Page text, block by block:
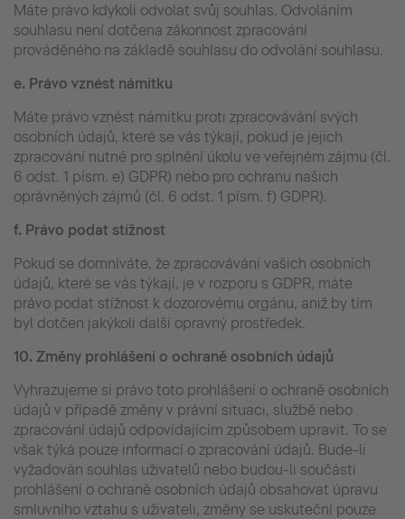
Máte právo kdykoli odvolat svůj souhlas. Odvoláním
souhlasu není dotčena zákonnost zpracování
prováděného na základě souhlasu do odvolání souhlasu.
e. Právo vznést námitku
Máte právo vznést námitku proti zpracovávání svých
osobních údajů, které se vás týkají, pokud je jejich
zpracování nutné pro splnění úkolu ve veřejném zájmu (čl.
6 odst. 1 písm. e) GDPR) nebo pro ochranu našich
oprávněných zájmů (čl. 6 odst. 1 písm. f) GDPR).
f. Právo podat stížnost
Pokud se domníváte, že zpracovávání vašich osobních
údajů, které se vás týkají, je v rozporu s GDPR, máte
právo podat stížnost k dozorovému orgánu, aniž by tím
byl dotčen jakýkoli další opravný prostředek.
10. Změny prohlášení o ochraně osobních údajů
Vyhrazujeme si právo toto prohlášení o ochraně osobních
údajů v případě změny v právní situaci, službě nebo
zpracování údajů odpovídajícím způsobem upravit. To se
však týká pouze informací o zpracování údajů. Bude-li
vyžadován souhlas uživatelů nebo budou-li součásti
prohlášení o ochraně osobních údajů obsahovat úpravu
smluvního vztahu s uživateli, změny se uskuteční pouze